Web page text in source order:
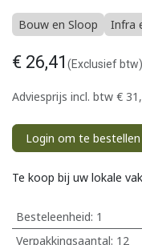
Bouw en Sloop Infra
€ 26,41 (Exclusief btw)
Adviesprijs incl. btw €
Login om te bestellen
Te koop bij uw lokale
Besteleenheid: 1
Verpakkingsaantal: 12